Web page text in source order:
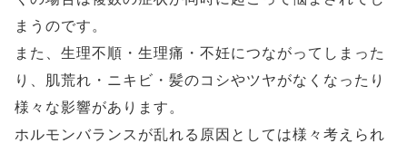
まうのです。
また、生理不順・生理痛・不妊につながってしまった
り、肌荒れ・ニキビ・髪のコシやツヤがなくなったり
様々な影響があります。
ホルモンバランスが乱れる原因としては様々考えられ